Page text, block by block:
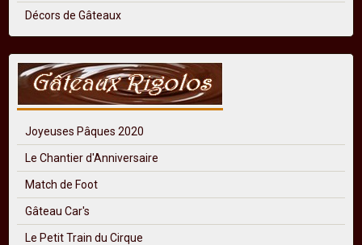
Décors de Gâteaux
Joyeuses Pâques 2020
Le Chantier d'Anniversaire
Match de Foot
Gâteau Car's
Le Petit Train du Cirque